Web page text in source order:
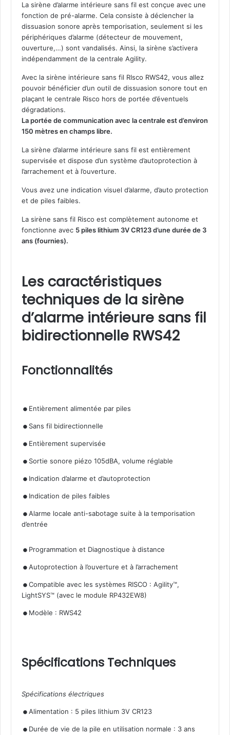
La sirène d’alarme intérieure sans fil est conçue avec une
fonction de pré-alarme. Cela consiste à déclencher la
dissuasion sonore après temporisation, seulement si les
périphériques d’alarme (détecteur de mouvement,
ouverture,…) sont vandalisés. Ainsi, la sirène s’activera
indépendamment de la centrale Agility.
Avec la sirène intérieure sans fil RIsco RWS42, vous allez
pouvoir bénéficier d’un outil de dissuasion sonore tout en
plaçant le centrale Risco hors de portée d’éventuels
dégradations.
La portée de communication avec la centrale est d’environ
150 mètres en champs libre.
La sirène d’alarme intérieure sans fil est entièrement
supervisée et dispose d’un système d’autoprotection à
l’arrachement et à l’ouverture.
Vous avez une indication visuel d’alarme, d’auto protection
et de piles faibles.
La sirène sans fil Risco est complètement autonome et
fonctionne avec 5 piles lithium 3V CR123 d’une durée de 3
ans (fournies).
Les caractéristiques
techniques de la sirène
d’alarme intérieure sans fil
bidirectionnelle RWS42
Fonctionnalités
. Entièrement alimentée par piles
. Sans fil bidirectionnelle
. Entièrement supervisée
. Sortie sonore piézo 105dBA, volume réglable
. Indication d’alarme et d’autoprotection
. Indication de piles faibles
.Alarme locale anti-sabotage suite à la temporisation
d’entrée
. Programmation et Diagnostique à distance
.Autoprotection à l’ouverture et à l’arrachement
.Compatible avec les systèmes RISCO : Agility™,
LightSYS™ (avec le module RP432EW8)
.Modèle : RWS42
Spécifications Techniques
Spécifications électriques
.Alimentation : 5 piles lithium 3V CR123
. Durée de vie de la pile en utilisation normale : 3 ans